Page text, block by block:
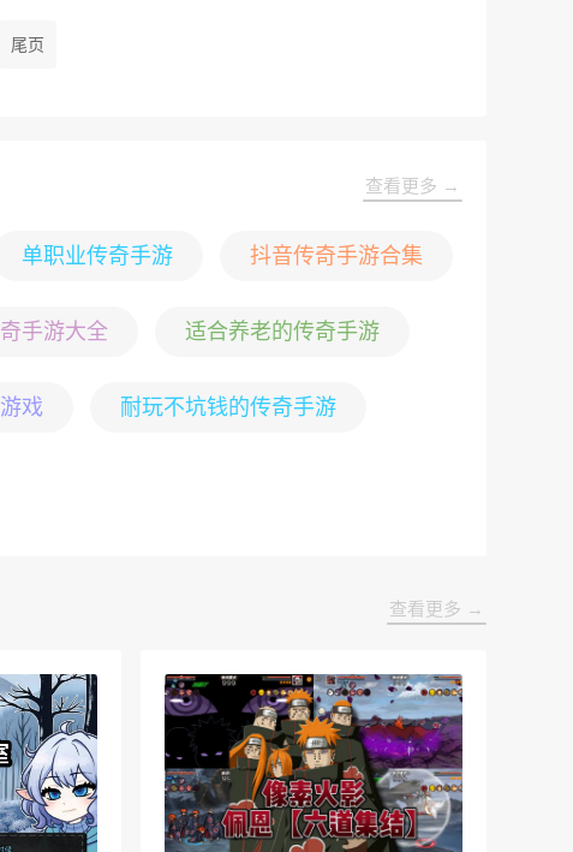
尾页
查看更多 →
单职业传奇手游 抖音传奇手游合集
手游大全 适合养老的传奇手游
戏 耐玩不坑钱的传奇手游
查看更多 →